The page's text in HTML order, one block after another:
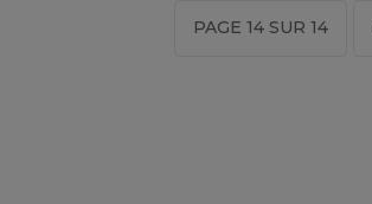
PAGE 14 SUR 14